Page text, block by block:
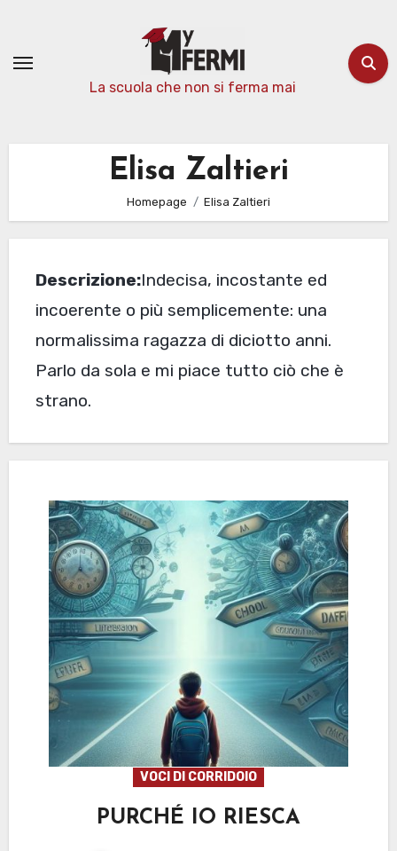
contenuto
La scuola che non si ferma mai
Elisa Zaltieri
Homepage Elisa Zaltieri
Descrizione:Indecisa, incostante ed
incoerente o più semplicemente: una
normalissima ragazza di diciotto anni.
Parlo da sola e mi piace tutto ciò che è
strano.
VOCI DI CORRIDOIO
PURCHÉ IO RIESCA